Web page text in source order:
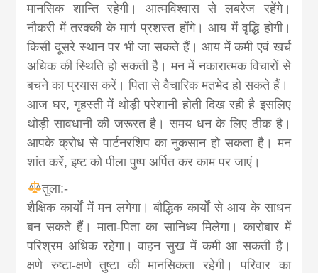
मानसिक शान्ति‍ रहेगी। आत्मविश्वास से लबरेज रहेंगे।
नौकरी में तरक्की के मार्ग प्रशस्त होंगे। आय में वृद्धि होगी।
किसी दूसरे स्थान पर भी जा सकते हैं। आय में कमी एवं खर्च
अधिक की स्थिति हो सकती है। मन में नकारात्मक विचारों से
बचने का प्रयास करें। पिता से वैचारिक मतभेद हो सकते हैं।
आज घर, गृहस्ती में थोड़ी परेशानी होती दिख रही है इसलिए
थोड़ी सावधानी की जरूरत है। समय धन के लिए ठीक है।
आपके क्रोध से पार्टनरशिप का नुकसान हो सकता है। मन
शांत करें, इष्ट को पीला पुष्प अर्पित कर काम पर जाएं।
तुला:-
शैक्षिक कार्यों में मन लगेगा। बौद्धिक कार्यों से आय के साधन
बन सकते हैं। माता-पिता का सानिध्य मिलेगा। कारोबार में
परिश्रम अधिक रहेगा। वाहन सुख में कमी आ सकती है।
क्षणे रुष्टा-क्षणे तुष्टा की मानसिकता रहेगी। परिवार का